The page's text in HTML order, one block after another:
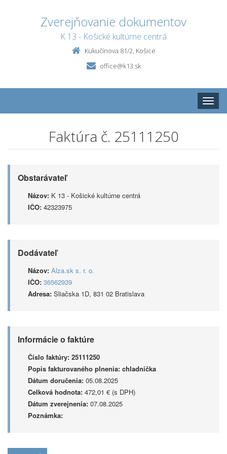
Zverejňovanie dokumentov
K 13 - Košické kultúrne centrá
Kukučínova 81/2, Košice
office@k13.sk
Toggle
Faktúra č. 25111250
Obstarávateľ
Názov: K 13 - Košické kultúrne centrá
IČO: 42323975
Dodávateľ
Názov: Alza.sk s. r. o.
IČO: 36562939
Adresa: Sliačska 1D, 831 02 Bratislava
Informácie o faktúre
Číslo faktúry: 25111250
Popis fakturovaného plnenia: chladnička
Dátum doručenia: 05.08.2025
Celková hodnota: 472,01 € (s DPH)
Dátum zverejnenia: 07.08.2025
Poznámka: